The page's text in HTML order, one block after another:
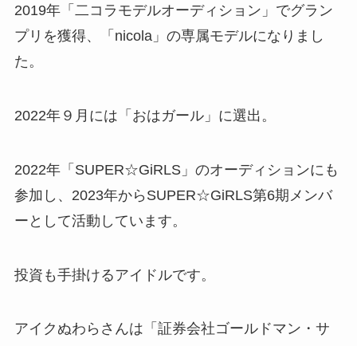
2019年「二コラモデルオーディション」でグラン
プリを獲得、「nicola」の専属モデルになりまし
た。
2022年９月には「おはガール」に選出。
2022年「SUPER☆GiRLS」のオーディションにも
参加し、2023年からSUPER☆GiRLS第6期メンバ
ーとして活動しています。
投資も手掛けるアイドルです。
アイクぬわらさんは「証券会社ゴールドマン・サ